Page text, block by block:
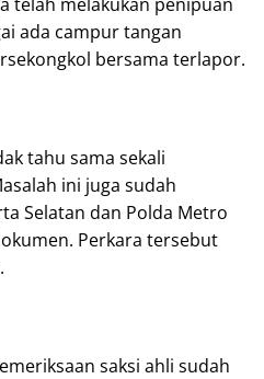
ada campur tangan
bersama terlapor.
tahu sama sekali
ini juga sudah
Selatan dan Polda Metro
Perkara tersebut
saksi ahli sudah